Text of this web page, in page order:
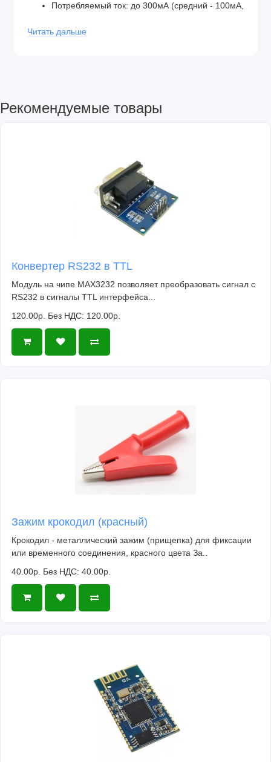
Потребляемый ток: до 300мА (средний - 100мА,
Вес: 2г
Читать дальше
Рекомендуемые товары
Конвертер RS232 в TTL
Модуль на чипе MAX3232 позволяет преобразовать сигнал с
RS232 в сигналы TTL интерфейса...
120.00р. Без НДС: 120.00р.
Зажим крокодил (красный)
Крокодил - металлический зажим (прищепка) для фиксации
или временного соединения, красного цвета За..
40.00р. Без НДС: 40.00р.